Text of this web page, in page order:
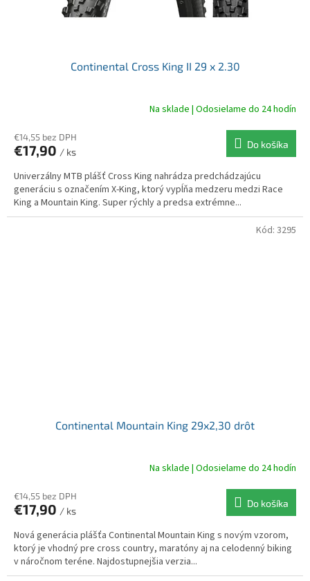
Continental Cross King II 29 x 2.30
Na sklade | Odosielame do 24 hodín
€14,55 bez DPH
€17,90 / ks
Do košíka
Univerzálny MTB plášť Cross King nahrádza predchádzajúcu
generáciu s označením X-King, ktorý vypĺňa medzeru medzi Race
King a Mountain King. Super rýchly a predsa extrémne...
Continental Mountain King 29x2,30 drôt
Na sklade | Odosielame do 24 hodín
€14,55 bez DPH
€17,90 / ks
Do košíka
Nová generácia plášťa Continental Mountain King s novým vzorom,
ktorý je vhodný pre cross country, maratóny aj na celodenný biking
v náročnom teréne. Najdostupnejšia verzia...
Kód: 3295